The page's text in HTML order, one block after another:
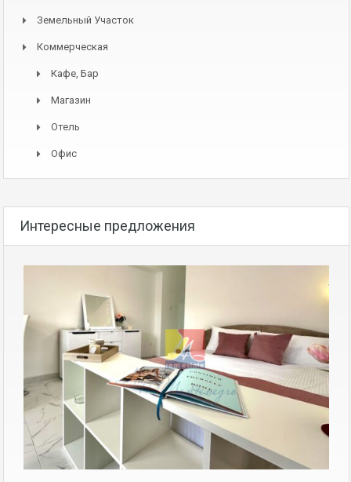
Земельный Участок
Коммерческая
Кафе, Бар
Магазин
Отель
Офис
Интересные предложения